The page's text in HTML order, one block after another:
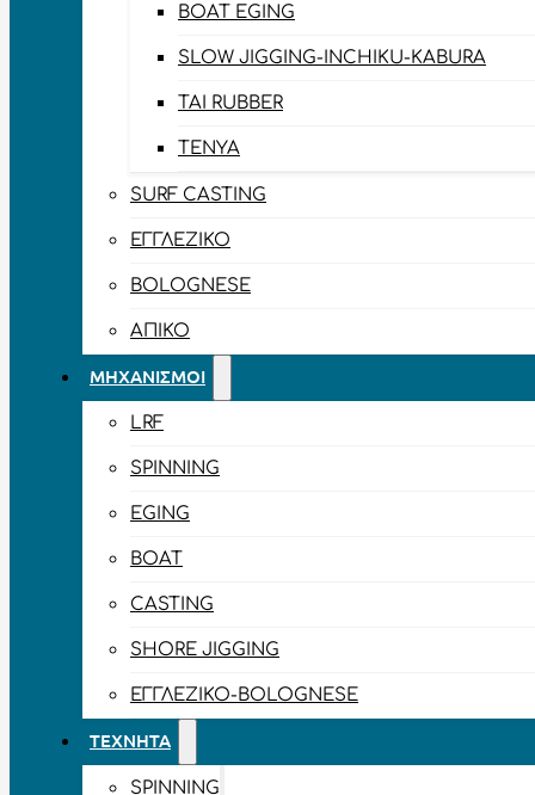
BOAT EGING
SLOW JIGGING-INCHIKU-KABURA
TAI RUBBER
TENYA
SURF CASTING
ΕΓΓΛΈΖΙΚΟ
BOLOGNESE
ΑΠΊΚΟ
ΜΗΧΑΝΙΣΜΟΊ
LRF
SPINNING
EGING
BOAT
CASTING
SHORE JIGGING
ΕΓΓΛΈΖΙΚΟ-BOLOGNESE
ΤΕΧΝΗΤΆ
SPINNING